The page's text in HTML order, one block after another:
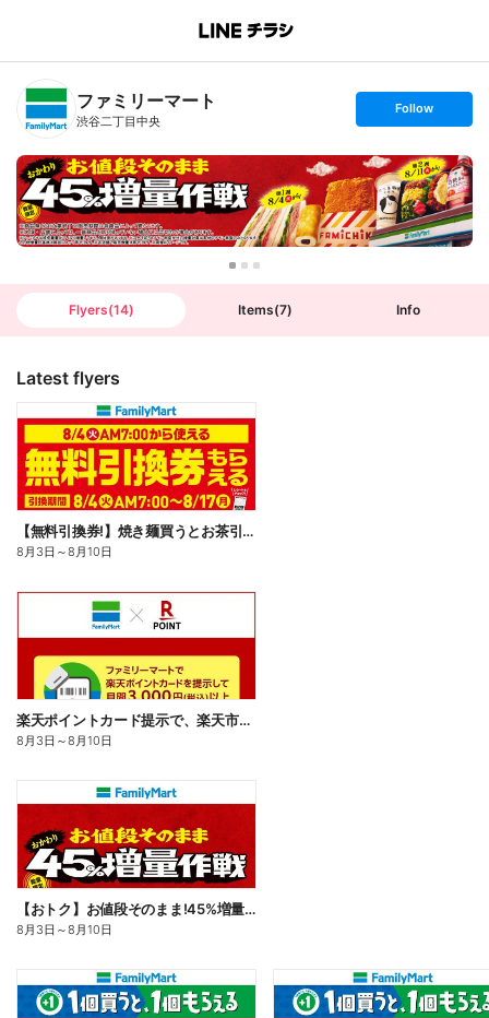
B
n
T
ファミリーマート
渋谷二丁目中央
s
t
o
l
l
o
w
Follow
Flyers(14) Items(7) Info
Latest flyers
【無料引換券!】焼き麺買うとお茶引換券貰える!
8月3日 ～8月10日
楽天ポイントカード提示で、楽天市場でのお買い物がおトクに!
8月3日 ～8月10日
【おトク】お値段そのまま!45%増量作戦!
8月3日 ～8月10日